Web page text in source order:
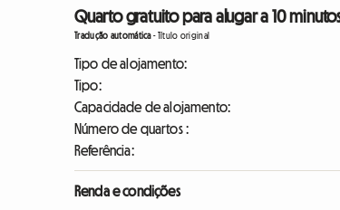
Quarto gratuito para alugar a 10
Tradução automática-Título original
Tipo de alojamento:
Tipo:
Capacidade de alojamento:
Número de quartos :
Referência:
Renda e condições